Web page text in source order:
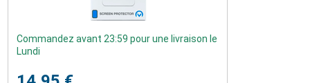
Commandez avant 23:59 pour une livraison le
Lundi